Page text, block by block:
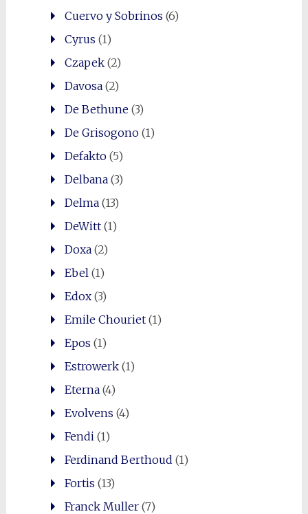
Cuervo y Sobrinos (6)
Cyrus (1)
Czapek(2)
Davosa(2)
De Bethune(3)
De Grisogono(1)
Defakto(5)
Delbana(3)
Delma(13)
DeWitt(1)
Doxa(2)
Ebel (1)
Edox(3)
Emile Chouriet(1)
Epos (1)
Estrowerk(1)
Eterna(4)
Evolvens (4)
Fendi (1)
Ferdinand Berthoud (1)
Fortis (13)
Franck Muller(7)